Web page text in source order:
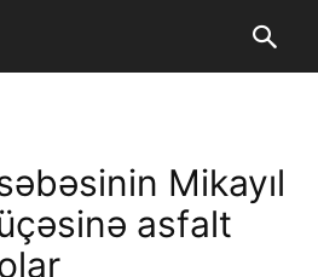
Mikayıl
asfalt